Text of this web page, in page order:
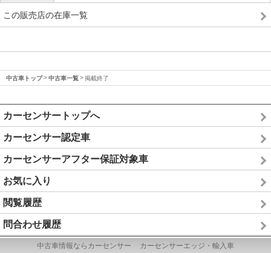
この販売店の在庫一覧
中古車トップ 中古車一覧 掲載終了
カーセンサートップへ
カーセンサー認定車
カーセンサーアフター保証対象車
お気に入り
閲覧履歴
問合わせ履歴
中古車情報ならカーセンサー カーセンサーエッジ・輸入車